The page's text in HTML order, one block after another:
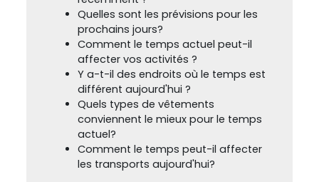
Quelles sont les prévisions pour les
prochains jours?
Comment le temps actuel peut-il
affecter vos activités ?
Y a-t-il des endroits où le temps est
différent aujourd'hui ?
Quels types de vêtements
conviennent le mieux pour le temps
actuel?
Comment le temps peut-il affecter
les transports aujourd'hui?